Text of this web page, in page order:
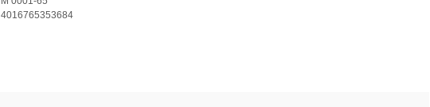
4016765353684